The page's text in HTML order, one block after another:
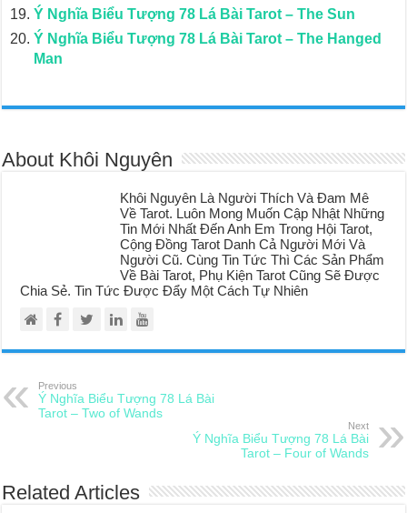
Ý Nghĩa Biểu Tượng 78 Lá Bài Tarot – The Sun
Ý Nghĩa Biểu Tượng 78 Lá Bài Tarot – The Hanged
Man
About Khôi Nguyên
Khôi Nguyên Là Người Thích Và Đam Mê
Về Tarot. Luôn Mong Muốn Cập Nhật Những
Tin Mới Nhất Đến Anh Em Trong Hội Tarot,
Cộng Đồng Tarot Danh Cả Người Mới Và
Người Cũ. Cùng Tin Tức Thì Các Sản Phẩm
Về Bài Tarot, Phụ Kiện Tarot Cũng Sẽ Được
Chia Sẻ. Tin Tức Được Đẩy Một Cách Tự Nhiên
Previous
Ý Nghĩa Biểu Tượng 78 Lá Bài
Tarot – Two of Wands
Next
Ý Nghĩa Biểu Tượng 78 Lá Bài
Tarot – Four of Wands
Related Articles